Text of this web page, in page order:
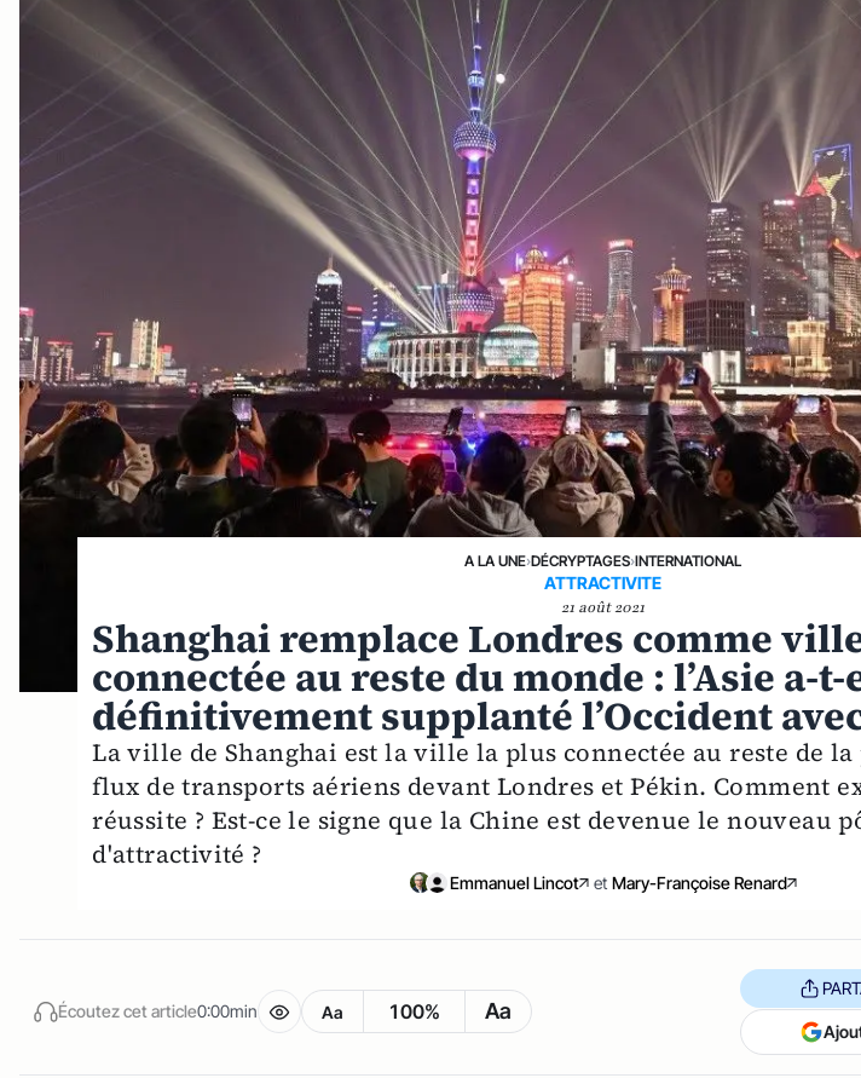
A LA UNE›DÉCRYPTAGES›INTERNATIONAL
ATTRACTIVITE
21 août 2021
Shanghai remplace Londres comme
connectée au reste du monde : l’Asie a-
définitivement supplanté l’Occident
La ville de Shanghai est la ville la plus connectée au reste de
flux de transports aériens devant Londres et Pékin. Comment
réussite ? Est-ce le signe que la Chine est devenue le nouveau
d'attractivité ?
Emmanuel Lincot et Mary-Françoise Renard
Écoutez cet article0:00min Aa 100% Aa